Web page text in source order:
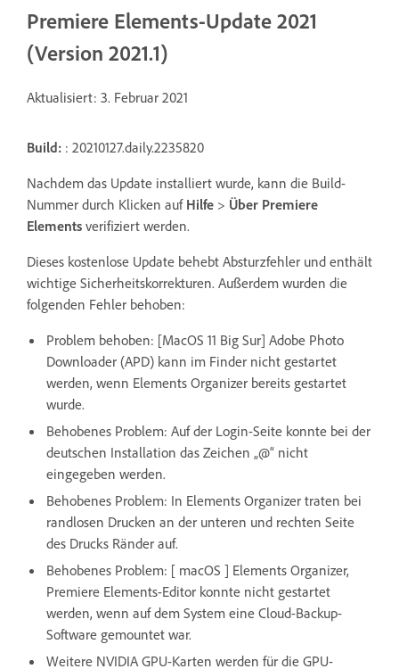
Premiere Elements-Update 2021
(Version 2021.1)
Aktualisiert: 3. Februar 2021
Build: : 20210127.daily.2235820
Nachdem das Update installiert wurde, kann die Build-
Nummer durch Klicken auf Hilfe > Über Premiere
Elements verifiziert werden.
Dieses kostenlose Update behebt Absturzfehler und enthält
wichtige Sicherheitskorrekturen. Außerdem wurden die
folgenden Fehler behoben:
Problem behoben: [MacOS 11 Big Sur] Adobe Photo
Downloader (APD) kann im Finder nicht gestartet
werden, wenn Elements Organizer bereits gestartet
wurde.
Behobenes Problem: Auf der Login-Seite konnte bei der
deutschen Installation das Zeichen „@“ nicht
eingegeben werden.
Behobenes Problem: In Elements Organizer traten bei
randlosen Drucken an der unteren und rechten Seite
des Drucks Ränder auf.
Behobenes Problem: [ macOS ] Elements Organizer,
Premiere Elements-Editor konnte nicht gestartet
werden, wenn auf dem System eine Cloud-Backup-
Software gemountet war.
Weitere NVIDIA GPU-Karten werden für die GPU-